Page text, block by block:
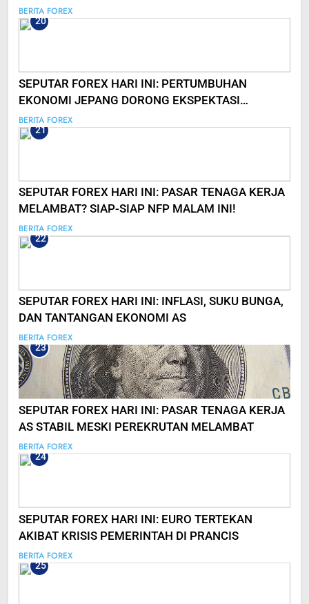
MASIH LEMAH
BERITA FOREX
20
SEPUTAR FOREX HARI INI: PERTUMBUHAN
EKONOMI JEPANG DORONG EKSPEKTASI
KENAIKAN SUKU BUNGA
BERITA FOREX
21
SEPUTAR FOREX HARI INI: PASAR TENAGA KERJA
MELAMBAT? SIAP-SIAP NFP MALAM INI!
BERITA FOREX
22
SEPUTAR FOREX HARI INI: INFLASI, SUKU BUNGA,
DAN TANTANGAN EKONOMI AS
BERITA FOREX
23
SEPUTAR FOREX HARI INI: PASAR TENAGA KERJA
AS STABIL MESKI PEREKRUTAN MELAMBAT
BERITA FOREX
24
SEPUTAR FOREX HARI INI: EURO TERTEKAN
AKIBAT KRISIS PEMERINTAH DI PRANCIS
BERITA FOREX
25